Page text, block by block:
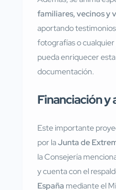
familiares, vecinos y
aportando
fotografías o
pueda enriquecer
documentación.
Financiación y
Este importante
por laJunta de
la Consejería
y cuenta con el
España mediante el